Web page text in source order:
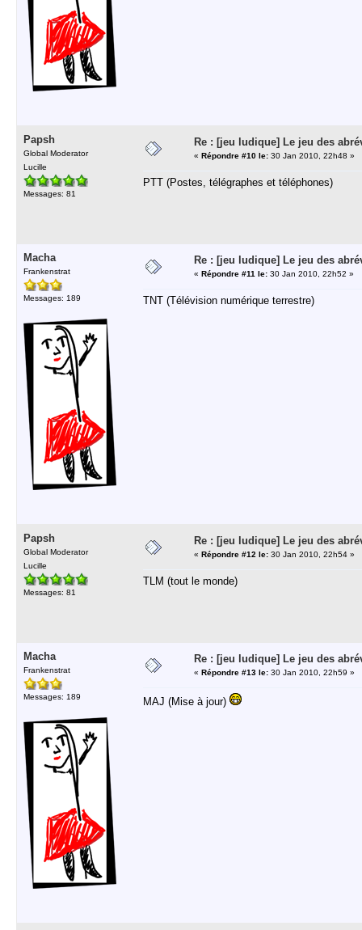
Papsh
Global Moderator
Lucille
Messages: 81
Re : [jeu ludique] Le jeu des
« Répondre #10 le: 30 Jan 2010, 22h48 »
PTT (Postes, télégraphes et téléphones)
Macha
Frankenstrat
Messages: 189
Re : [jeu ludique] Le jeu des
« Répondre #11 le: 30 Jan 2010, 22h52 »
TNT (Télévision numérique terrestre)
Papsh
Global Moderator
Lucille
Messages: 81
Re : [jeu ludique] Le jeu des
« Répondre #12 le: 30 Jan 2010, 22h54 »
TLM (tout le monde)
Macha
Frankenstrat
Messages: 189
Re : [jeu ludique] Le jeu des
« Répondre #13 le: 30 Jan 2010, 22h59 »
MAJ (Mise à jour)